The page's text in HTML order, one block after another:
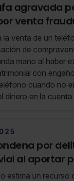
agravada
venta
la venta de un
de
mano al haber
con
cuando no
dinero en la
por
al aportar
válida
estima un recurso